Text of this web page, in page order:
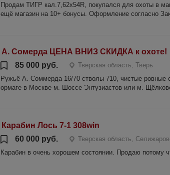
Продам ТИГР кал.7,62х54R, покупался для охоты в
ещё магазин на 10+ бонусы. Оформление согласно
А. Сомерда ЦЕНА ВНИЗ СКИДКА к охоте!
85 000 руб.
Тверская область, Тверь
Ружьё А. Соммерда 16/70 стволы 710, чистые ровные
ормаге в Москве м. Шоссе Энтузиастов или м.
Карабин Лось 7-1 308win
60 000 руб.
Тверская область,
Карабин в очень хорошем состоянии. Продаю потому